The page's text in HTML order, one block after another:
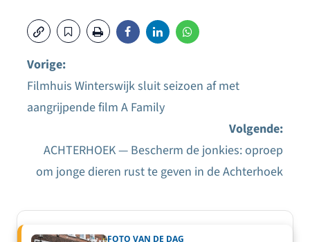
Bericht
Vorige:
Filmhuis Winterswijk sluit seizoen af met
aangrijpende film A Family
Volgende:
ACHTERHOEK — Bescherm de jonkies: oproep
om jonge dieren rust te geven in de Achterhoek
FOTO VAN DE DAG